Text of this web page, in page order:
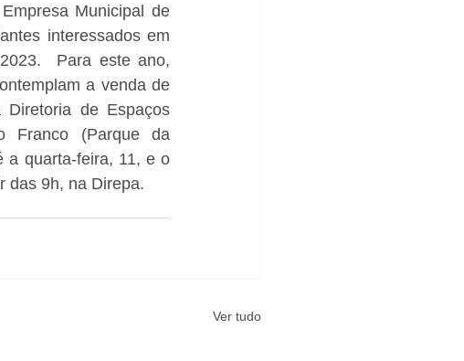
Municipal de
interessados em
Para este ano,
a venda de
de Espaços
Franco (Parque da
a quarta-feira, 11, e o
das 9h, na Direpa.
Ver tudo